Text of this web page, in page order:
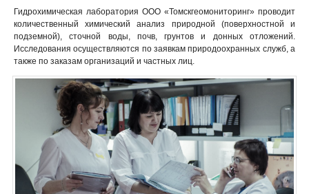
Гидрохимическая лаборатория ООО «Томскгеомониторинг» проводит
количественный химический анализ природной (поверхностной и
подземной), сточной воды, почв, грунтов и донных отложений.
Исследования осуществляются по заявкам природоохранных служб, а
также по заказам организаций и частных лиц.